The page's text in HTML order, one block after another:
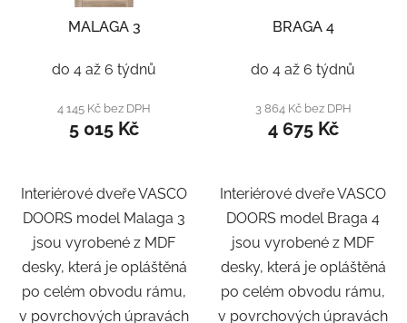
MALAGA 3
do 4 až 6 týdnů
4 145 Kč bez DPH
5 015 Kč
Interiérové dveře VASCO
DOORS model Malaga 3
jsou vyrobené z MDF
desky, která je opláštěná
po celém obvodu rámu,
v povrchových úpravách
BRAGA 4
do 4 až 6 týdnů
3 864 Kč bez DPH
4 675 Kč
Interiérové dveře VASCO
DOORS model Braga 4
jsou vyrobené z MDF
desky, která je opláštěná
po celém obvodu rámu,
v povrchových úpravách